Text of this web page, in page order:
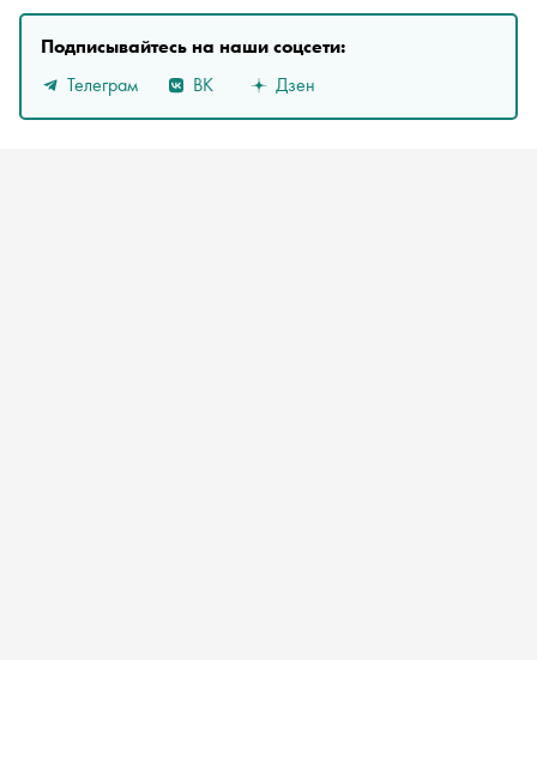
Подписывайтесь на наши соцсети:
Телеграм
ВК Дзен